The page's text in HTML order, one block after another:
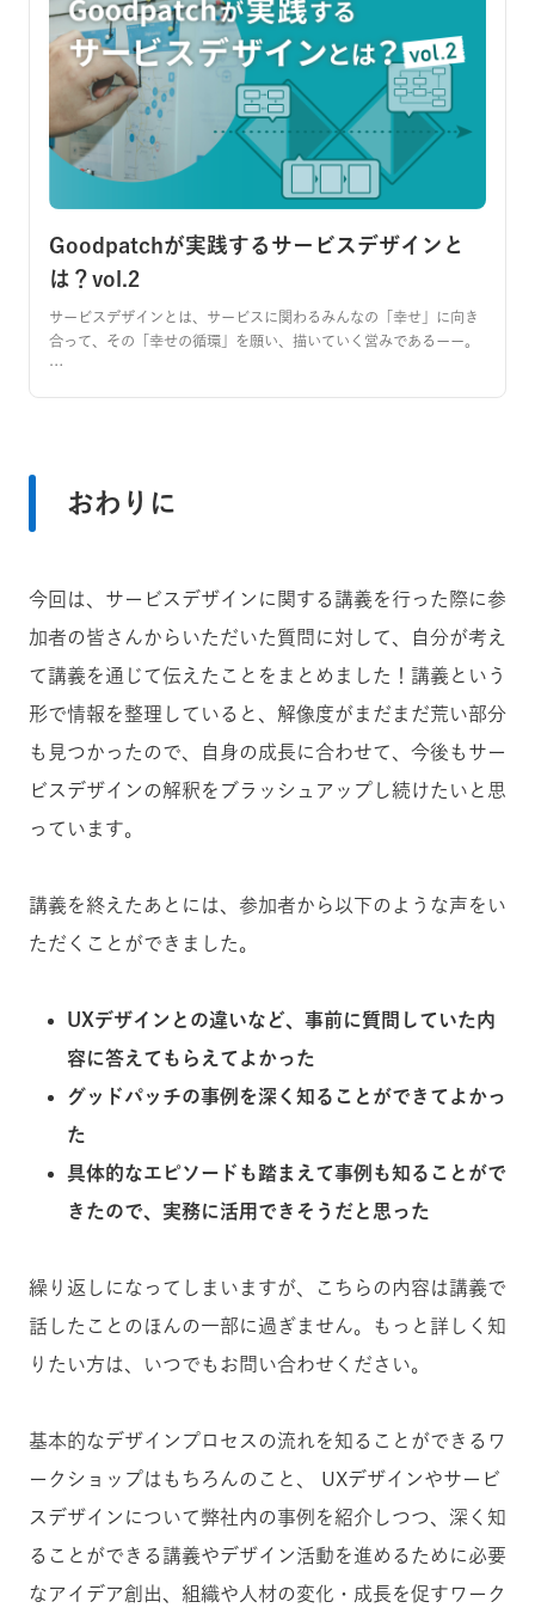
Goodpatchが実践するサービスデザインと
は？vol.2
サービスデザインとは、サービスに関わるみんなの「幸せ」に向き
合って、その「幸せの循環」を願い、描いていく営みであるーー。
…
おわりに
今回は、サービスデザインに関する講義を行った際に参
加者の皆さんからいただいた質問に対して、自分が考え
て講義を通じて伝えたことをまとめました！ 講義という
形で情報を整理していると、解像度がまだまだ荒い部分
も見つかったので、自身の成長に合わせて、今後もサー
ビスデザインの解釈をブラッシュアップし続けたいと思
っています。
講義を終えたあとには、参加者から以下のような声をい
ただくことができました。
UXデザインとの違いなど、事前に質問していた内
容に答えてもらえてよかった
グッドパッチの事例を深く知ることができてよかっ
た
具体的なエピソードも踏まえて事例も知ることがで
きたので、実務に活用できそうだと思った
繰り返しになってしまいますが、こちらの内容は講義で
話したことのほんの一部に過ぎません。もっと詳しく知
りたい方は、いつでもお問い合わせください。
基本的なデザインプロセスの流れを知ることができるワ
ークショップはもちろんのこと、 UXデザインやサービ
スデザインについて弊社内の事例を紹介しつつ、深く知
ることができる講義やデザイン活動を進めるために必要
なアイデア創出、組織や人材の変化・成長を促すワーク